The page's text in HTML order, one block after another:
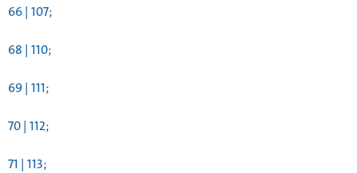
66 | 107;
68 | 110;
69 | 111;
70 | 112;
71 | 113;